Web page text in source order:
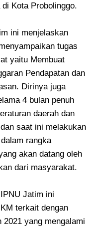
di Kota Probolinggo.
ini menjelaskan
tugas
yaitu Membuat
Pendapatan dan
Dirinya juga
4 bulan penuh
daerah dan
saat ini melakukan
rangka
akan datang oleh
dari masyarakat.
Jatim ini
terkait dengan
2021 yang mengalami